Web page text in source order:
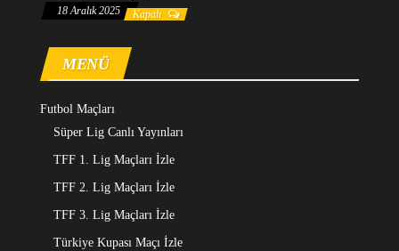
18 Aralık 2025 Kapalı
MENÜ
Futbol Maçları
Süper Lig Canlı Yayınları
TFF 1. Lig Maçları İzle
TFF 2. Lig Maçları İzle
TFF 3. Lig Maçları İzle
Türkiye Kupası Maçı İzle